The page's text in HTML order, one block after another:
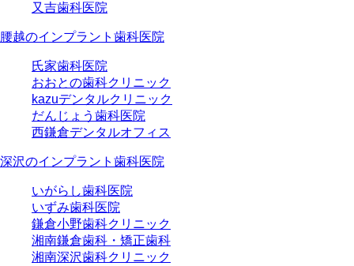
又吉歯科医院
腰越のインプラント歯科医院
氏家歯科医院
おおとの歯科クリニック
kazuデンタルクリニック
だんじょう歯科医院
西鎌倉デンタルオフィス
深沢のインプラント歯科医院
いがらし歯科医院
いずみ歯科医院
鎌倉小野歯科クリニック
湘南鎌倉歯科・矯正歯科
湘南深沢歯科クリニック